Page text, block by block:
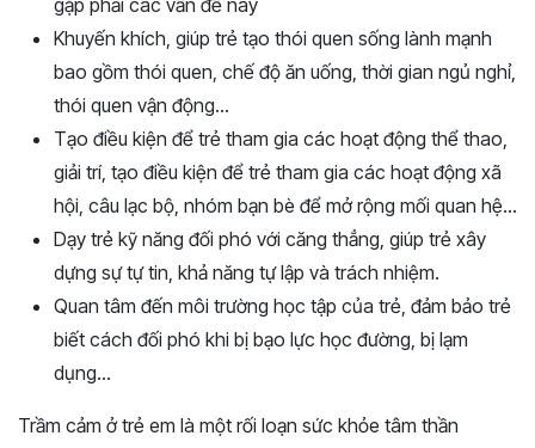
Khuyến khích, giúp trẻ tạo thói quen sống lành mạnh
bao gồm thói quen, chế độ ăn uống, thời gian ngủ nghỉ,
thói quen vận động…
Tạo điều kiện để trẻ tham gia các hoạt động thể thao,
giải trí, tạo điều kiện để trẻ tham gia các hoạt động xã
hội, câu lạc bộ, nhóm bạn bè để mở rộng mối quan hệ…
Dạy trẻ kỹ năng đối phó với căng thẳng, giúp trẻ xây
dựng sự tự tin, khả năng tự lập và trách nhiệm.
Quan tâm đến môi trường học tập của trẻ, đảm bảo trẻ
biết cách đối phó khi bị bạo lực học đường, bị lạm
dụng…
Trầm cảm ở trẻ em là một rối loạn sức khỏe tâm thần